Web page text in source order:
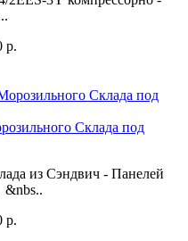
р.
Склада под
из Сэндвич - Панелей
р.